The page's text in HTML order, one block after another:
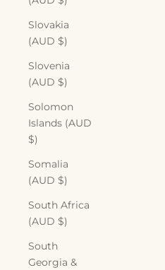
Slovakia
(AUD $)
Slovenia
(AUD $)
Solomon
Islands (AUD
$)
Somalia
(AUD $)
South Africa
(AUD $)
South
Georgia &